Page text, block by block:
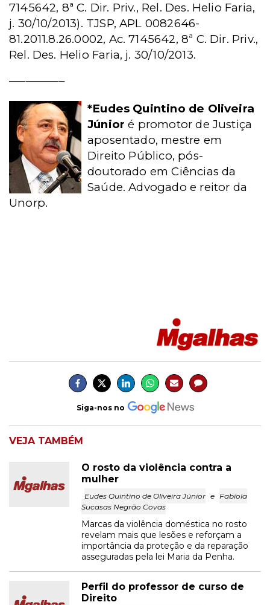
7145642, 8ª C. Dir. Priv., Rel. Des. Helio Faria,
j. 30/10/2013). TJSP, APL 0082646-
81.2011.8.26.0002, Ac. 7145642, 8ª C. Dir. Priv.,
Rel. Des. Helio Faria, j. 30/10/2013.
*Eudes Quintino de Oliveira
Júnior é promotor de Justiça
aposentado, mestre em
Direito Público, pós-
doutorado em Ciências da
Saúde. Advogado e reitor da
Unorp.
Siga-nos no
VEJA TAMBÉM
O rosto da violência contra a
mulher
Eudes Quintino de Oliveira Júnior e Fabíola
Sucasas Negrão Covas
Marcas da violência doméstica no rosto
revelam mais que lesões e reforçam a
importância da proteção e da reparação
asseguradas pela lei Maria da Penha.
Perfil do professor de curso de
Direito